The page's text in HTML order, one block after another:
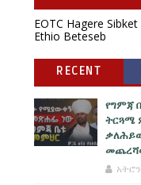
EOTC Hagere Sibket
Ethio Beteseb
RECENT
የግምጃ
ትርጓሜ